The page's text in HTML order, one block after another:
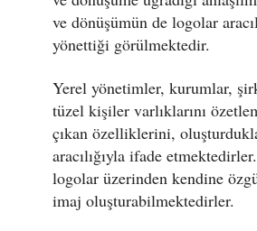
ve dönüşümün de logolar
yönettiği görülmektedir.
Yerel yönetimler, kurumlar,
tüzel kişiler varlıklarını
çıkan özelliklerini,
aracılığıyla ifade
logolar üzerinden kendine
imaj oluşturabilmektedirler.